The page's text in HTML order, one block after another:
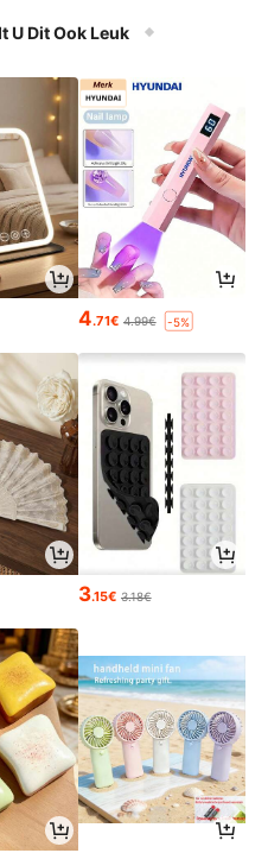
U Dit Ook Leuk
4.71€ 4.99€ -5%
3.15€ 3.18€